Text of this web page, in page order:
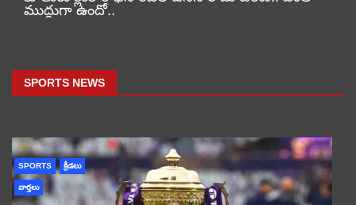
ముద్దుగా ఉందో..
SPORTS NEWS
SPORTS క్రీడలు
వార్తలు